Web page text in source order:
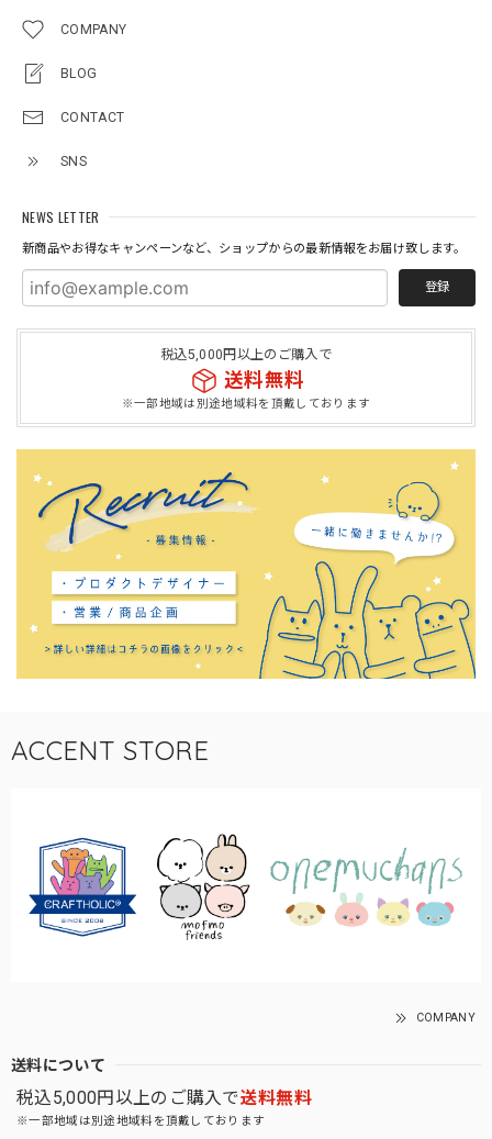
COMPANY
BLOG
CONTACT
SNS
NEWS LETTER
新商品やお得なキャンペーンなど、ショップからの最新情報をお届け致します。
登録
税込5,000円以上のご購入で
送料無料
※一部地域は別途地域料を頂戴しております
ACCENT STORE
COMPANY
送料について
税込5,000円以上のご購入で送料無料
※一部地域は別途地域料を頂戴しております